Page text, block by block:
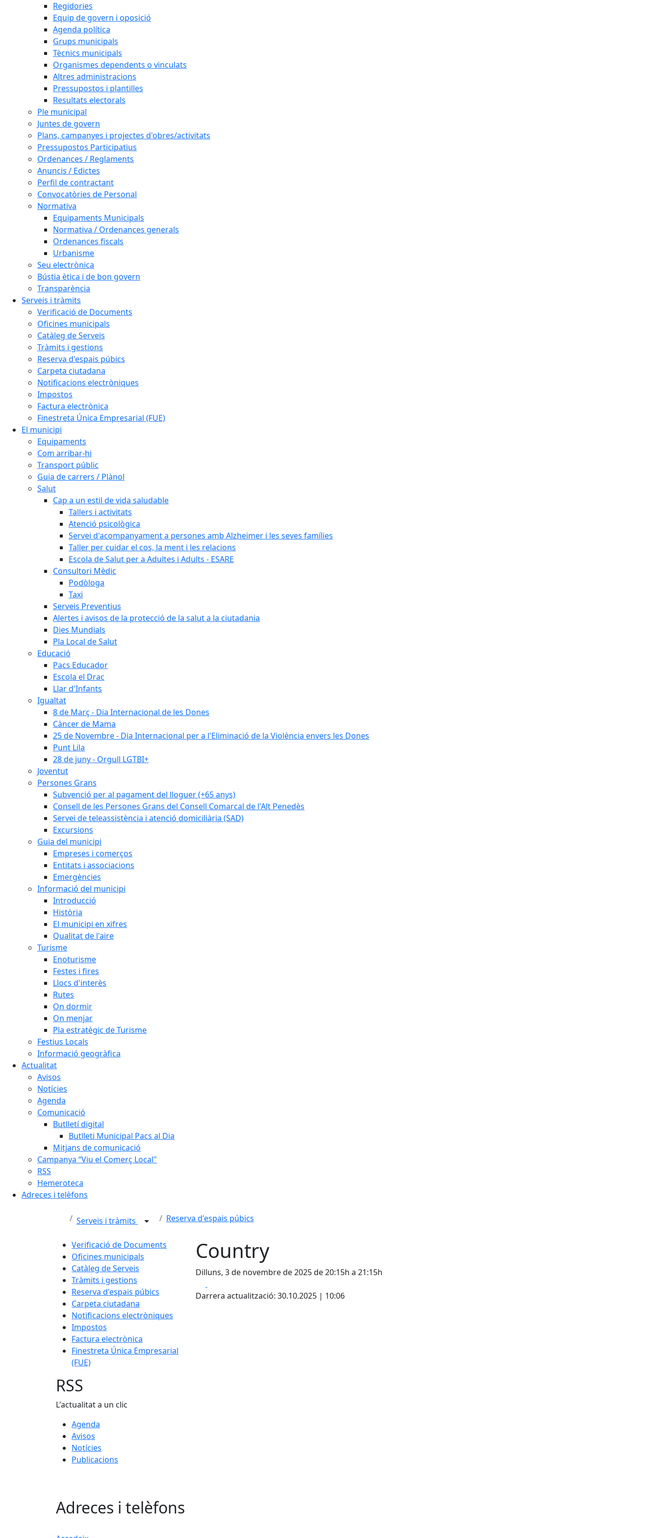
Regidories
Equip de govern i oposició
Agenda política
Grups municipals
Tècnics municipals
Organismes dependents o vinculats
Altres administracions
Pressupostos i plantilles
Resultats electorals
Ple municipal
Juntes de govern
Plans, campanyes i projectes d'obres/activitats
Pressupostos Participatius
Ordenances / Reglaments
Anuncis / Edictes
Perfil de contractant
Convocatòries de Personal
Normativa
Equipaments Municipals
Normativa / Ordenances generals
Ordenances fiscals
Urbanisme
Seu electrònica
Bústia ètica i de bon govern
Transparència
Serveis i tràmits
Verificació de Documents
Oficines municipals
Catàleg de Serveis
Tràmits i gestions
Reserva d'espais púbics
Carpeta ciutadana
Notificacions electròniques
Impostos
Factura electrònica
Finestreta Única Empresarial (FUE)
El municipi
Equipaments
Com arribar-hi
Transport públic
Guia de carrers / Plànol
Salut
Cap a un estil de vida saludable
Tallers i activitats
Atenció psicològica
Servei d'acompanyament a persones amb Alzheimer i les seves famílies
Taller per cuidar el cos, la ment i les relacions
Escola de Salut per a Adultes i Adults - ESARE
Consultori Mèdic
Podòloga
Taxi
Serveis Preventius
Alertes i avisos de la protecció de la salut a la ciutadania
Dies Mundials
Pla Local de Salut
Educació
Pacs Educador
Escola el Drac
Llar d'Infants
Igualtat
8 de Març - Dia Internacional de les Dones
Càncer de Mama
25 de Novembre - Dia Internacional per a l'Eliminació de la Violència envers les Dones
Punt Lila
28 de juny - Orgull LGTBI+
Joventut
Persones Grans
Subvenció per al pagament del lloguer (+65 anys)
Consell de les Persones Grans del Consell Comarcal de l'Alt Penedès
Servei de teleassistència i atenció domiciliària (SAD)
Excursions
Guia del municipi
Empreses i comerços
Entitats i associacions
Emergències
Informació del municipi
Introducció
Història
El municipi en xifres
Qualitat de l'aire
Turisme
Enoturisme
Festes i fires
Llocs d'interès
Rutes
On dormir
On menjar
Pla estratègic de Turisme
Festius Locals
Informació geogràfica
Actualitat
Avisos
Notícies
Agenda
Comunicació
Butlletí digital
Butlleti Municipal Pacs al Dia
Mitjans de comunicació
Campanya “Viu el Comerç Local"
RSS
Hemeroteca
Adreces i telèfons
Serveis i tràmits Reserva d'espais púbics
Verificació de Documents
Oficines municipals
Catàleg de Serveis
Tràmits i gestions
Reserva d'espais púbics
Carpeta ciutadana
Notificacions electròniques
Impostos
Factura electrònica
Finestreta Única Empresarial
(FUE)
Country
Dilluns, 3 de novembre de 2025 de 20:15h a 21:15h
Darrera actualització: 30.10.2025 | 10:06
RSS
L'actualitat a un clic
Agenda
Avisos
Notícies
Publicacions
Adreces i telèfons